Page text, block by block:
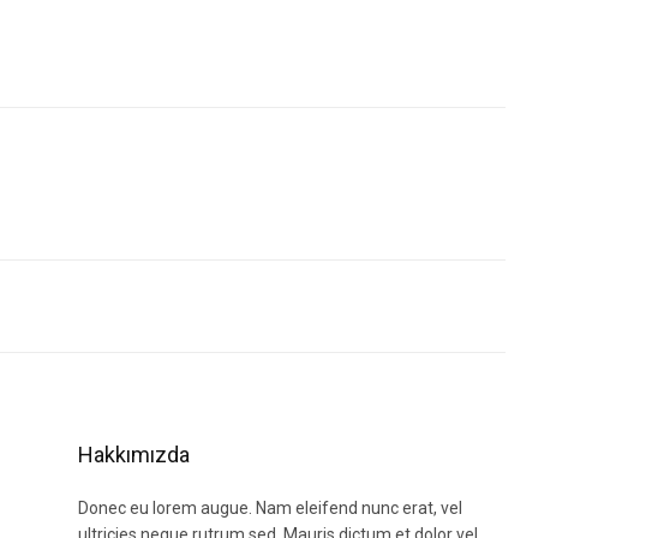
Hakkımızda
Donec eu lorem augue. Nam eleifend nunc erat, vel